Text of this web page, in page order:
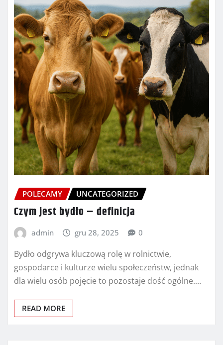
POLECAMY UNCATEGORIZED
Czym jest bydło – definicja
admin gru 28, 2025 0
Bydło odgrywa kluczową rolę w rolnictwie,
gospodarce i kulturze wielu społeczeństw, jednak
dla wielu osób pojęcie to pozostaje dość ogólne.…
READ MORE